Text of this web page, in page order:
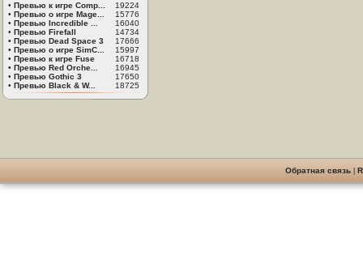
• Превью к игре Comp...
19224
• Превью о игре Mage...
15776
• Превью Incredible ...
16040
• Превью Firefall
14734
• Превью Dead Space 3
17666
• Превью о игре SimC...
15997
• Превью к игре Fuse
16718
• Превью Red Orche...
16945
• Превью Gothic 3
17650
• Превью Black & W... 18725
Обратная связь